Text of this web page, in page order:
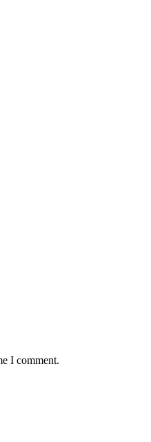
I comment.